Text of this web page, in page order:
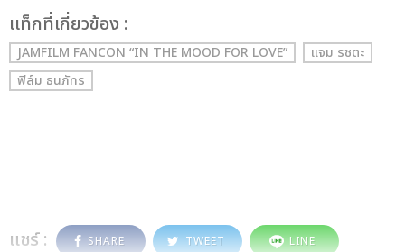
เเท็กที่เกี่ยวข้อง :
JAMFILM FANCON “IN THE MOOD FOR LOVE”
แจม รชตะ
ฟิล์ม ธนภัทร
แชร์ : SHARE TWEET LINE